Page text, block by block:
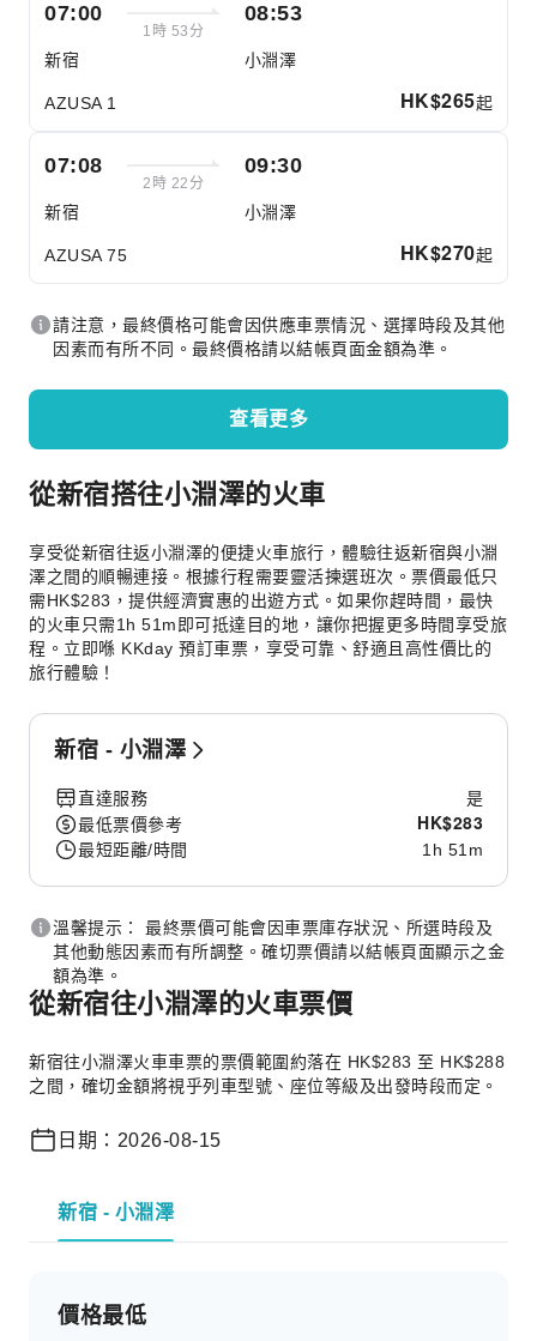
07:00
1時 53分
新宿
08:53
小淵澤
AZUSA 1 HK$265起
07:08
2時 22分
新宿
09:30
小淵澤
AZUSA 75 HK$270起
請注意，最終價格可能會因供應車票情況、選擇時段及其他
因素而有所不同。最終價格請以結帳頁面金額為準。
查看更多
從新宿搭往小淵澤的火車
享受從新宿往返小淵澤的便捷火車旅行，體驗往返新宿與小淵
澤之間的順暢連接。根據行程需要靈活揀選班次。票價最低只
需HK$283，提供經濟實惠的出遊方式。如果你趕時間，最快
的火車只需1h 51m即可抵達目的地，讓你把握更多時間享受旅
程。立即喺 KKday 預訂車票，享受可靠、舒適且高性價比的
旅行體驗！
新宿 - 小淵澤
直達服務
是
最低票價參考
HK$283
最短距離/時間 1h 51m
溫馨提示： 最終票價可能會因車票庫存狀況、所選時段及
其他動態因素而有所調整。確切票價請以結帳頁面顯示之金
額為準。
從新宿往小淵澤的火車票價
新宿往小淵澤火車車票的票價範圍約落在 HK$283 至 HK$288
之間，確切金額將視乎列車型號、座位等級及出發時段而定。
日期：2026-08-15
新宿 - 小淵澤
價格最低